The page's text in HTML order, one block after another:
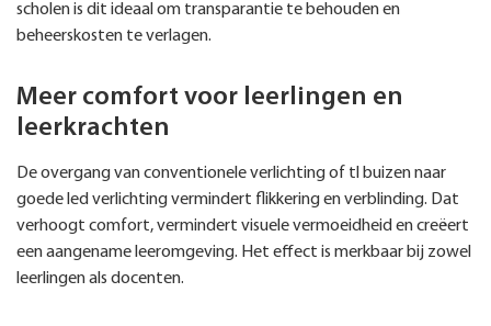
scholen is dit ideaal om transparantie te behouden en
beheerskosten te verlagen.
Meer comfort voor leerlingen en
leerkrachten
De overgang van conventionele verlichting of tl buizen naar
goede led verlichting vermindert flikkering en verblinding. Dat
verhoogt comfort, vermindert visuele vermoeidheid en creëert
een aangename leeromgeving. Het effect is merkbaar bij zowel
leerlingen als docenten.